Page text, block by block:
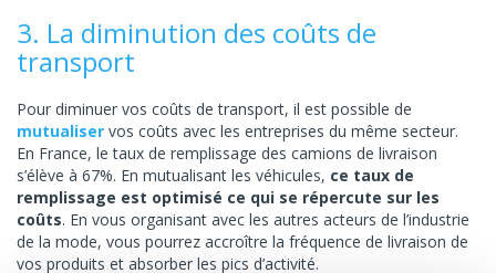
3. La diminution des coûts de
transport
Pour diminuer vos coûts de transport, il est possible de
mutualiser vos coûts avec les entreprises du même secteur.
En France, le taux de remplissage des camions de livraison
s’élève à 67%. En mutualisant les véhicules, ce taux de
remplissage est optimisé ce qui se répercute sur les
coûts. En vous organisant avec les autres acteurs de l’industrie
de la mode, vous pourrez accroître la fréquence de livraison de
vos produits et absorber les pics d’activité.